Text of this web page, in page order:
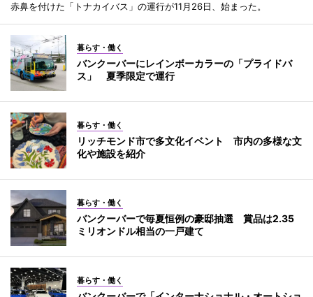
赤鼻を付けた「トナカイバス」の運行が11月26日、始まった。
暮らす・働く
バンクーバーにレインボーカラーの「プライドバ
ス」 夏季限定で運行
暮らす・働く
リッチモンド市で多文化イベント 市内の多様な文
化や施設を紹介
暮らす・働く
バンクーバーで毎夏恒例の豪邸抽選 賞品は2.35
ミリオンドル相当の一戸建て
暮らす・働く